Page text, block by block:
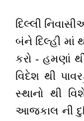
દિલ્લી
બંને દિલ્હી માં
કરો - હમણાં
વિદેશ થી
સ્થાનો થી
આજકાલ ની